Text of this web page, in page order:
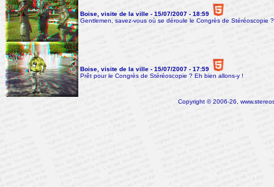
Boise, visite de la ville - 15/07/2007 - 18:59
Gentlemen, savez-vous où se déroule le Congrès de Stéréoscopie
Boise, visite de la ville - 15/07/2007 - 17:59
Prêt pour le Congrès de Stéréoscopie ? Eh bien allons-y !
Copyright © 2006-26,